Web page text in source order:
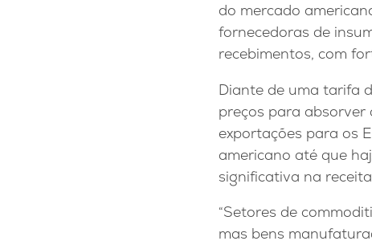
do mercado
fornecedoras de
recebimentos, com
Diante de uma tarifa
preços para
exportações para os
americano até que
significativa na
“Setores de
mas bens